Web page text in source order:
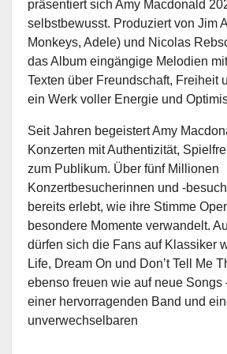
präsentiert sich Amy Macdonald
selbstbewusst. Produziert von Jim
Monkeys, Adele) und Nicolas
das Album eingängige Melodien
Texten über Freundschaft, Freiheit
ein Werk voller Energie und
Seit Jahren begeistert Amy
Konzerten mit Authentizität,
zum Publikum. Über fünf Millionen
Konzertbesucherinnen und -
bereits erlebt, wie ihre Stimme
besondere Momente verwandelt.
dürfen sich die Fans auf Klassiker
Life, Dream On und Don’t Tell Me
ebenso freuen wie auf neue Songs
einer hervorragenden Band und
unverwechselbaren